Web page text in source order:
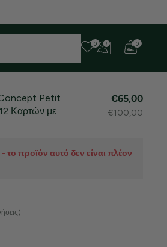
σας!
0 0
Concept Petit
Καρτών με
€65,00
€100,00
το προϊόν αυτό δεν είναι πλέον